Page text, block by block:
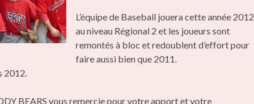
L’équipe de Baseball jouera cette année 2012
au niveau Régional 2 et les joueurs sont
remontés à bloc et redoublent d’effort pour
faire aussi bien que 2011.
2012.
BEARS vous remercie pour votre apport et votre